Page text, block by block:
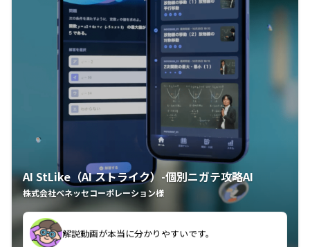
AI StLike（AI ストライク）-個別ニガテ攻略AI
株式会社ベネッセコーポレーション様
古文漢文を主に使わせていただいているが、復習する
のに非常に役立っている。
解説動画が本当に分かりやすいです。